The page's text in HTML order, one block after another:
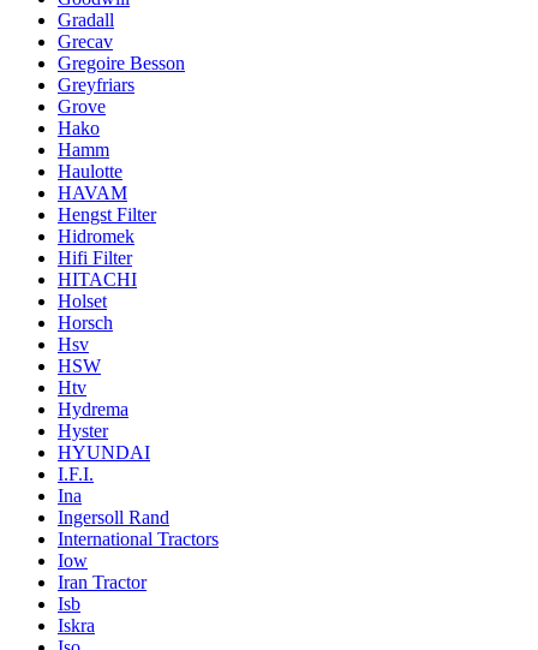
Gradall
Grecav
Gregoire Besson
Greyfriars
Grove
Hako
Hamm
Haulotte
HAVAM
Hengst Filter
Hidromek
Hifi Filter
HITACHI
Holset
Horsch
Hsv
HSW
Htv
Hydrema
Hyster
HYUNDAI
I.F.I.
Ina
Ingersoll Rand
International Tractors
Iow
Iran Tractor
Isb
Iskra